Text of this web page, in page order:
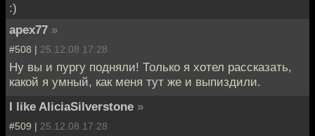
:)
apex77 »
#508 | 25.12.08 17:28
Ну вы и пургу подняли! Только я хотел рассказать,
какой я умный, как меня тут же и выпиздили.
I like AliciaSilverstone »
#509 | 25.12.08 17:28